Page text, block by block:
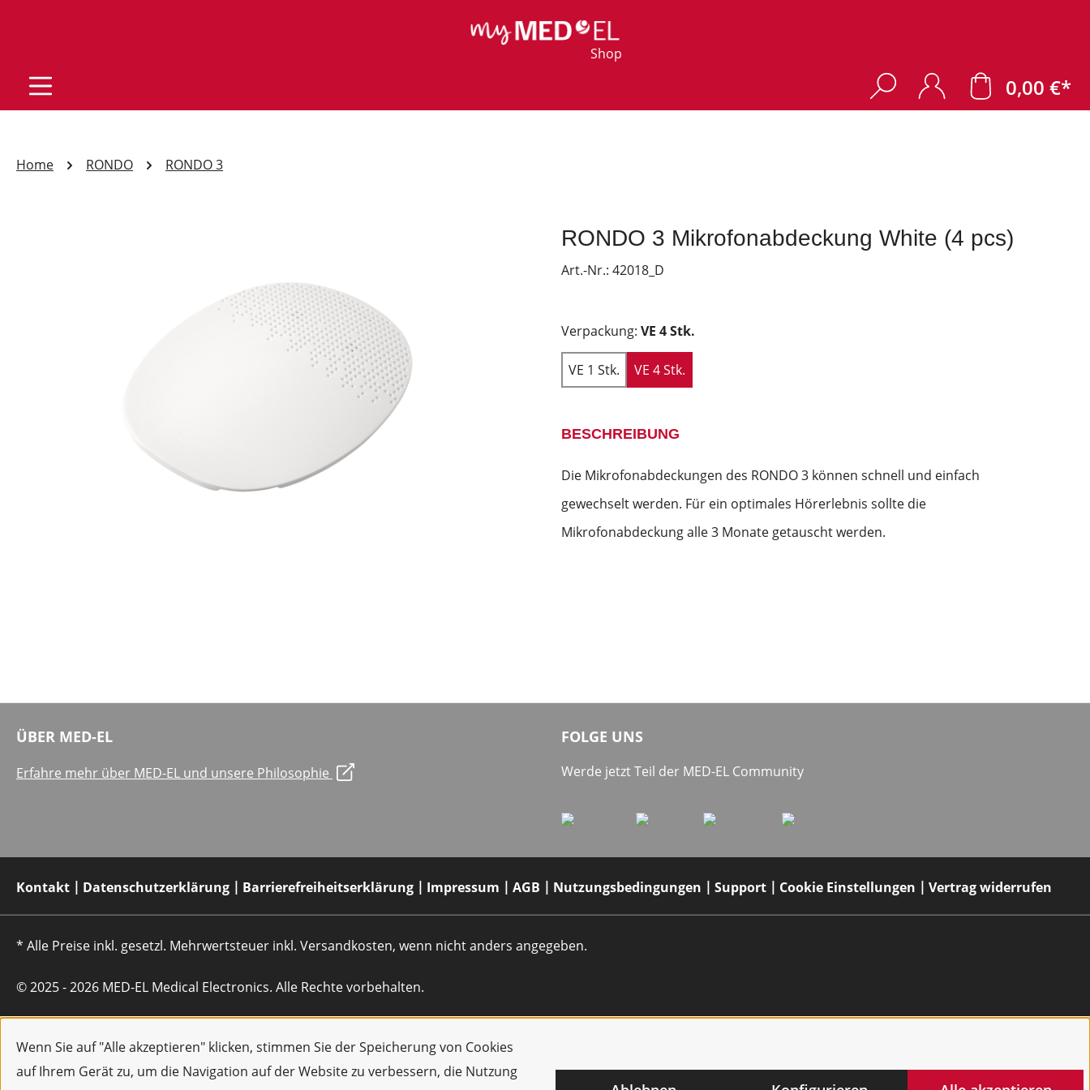
Wenn Sie auf "Alle akzeptieren" klicken, stimmen Sie der Speicherung von Cookies
auf Ihrem Gerät zu, um die Navigation auf der Website zu verbessern, die Nutzung
Shop
0,00 €*
Home RONDO RONDO 3
RONDO 3 Mikrofonabdeckung White (4 pcs)
Art.-Nr.: 42018_D
Verpackung: VE 4 Stk.
VE 1 Stk. VE 4 Stk.
BESCHREIBUNG
Die Mikrofonabdeckungen des RONDO 3 können schnell und einfach
gewechselt werden. Für ein optimales Hörerlebnis sollte die
Mikrofonabdeckung alle 3 Monate getauscht werden.
ÜBER MED-EL
Erfahre mehr über MED-EL und unsere Philosophie
FOLGE UNS
Werde jetzt Teil der MED-EL Community
Kontakt Datenschutzerklärung Barrierefreiheitserklärung Impressum AGB Nutzungsbedingungen Support Cookie Einstellungen Vertrag widerrufen
* Alle Preise inkl. gesetzl. Mehrwertsteuer inkl. Versandkosten, wenn nicht anders angegeben.
© 2025 - 2026 MED-EL Medical Electronics. Alle Rechte vorbehalten.